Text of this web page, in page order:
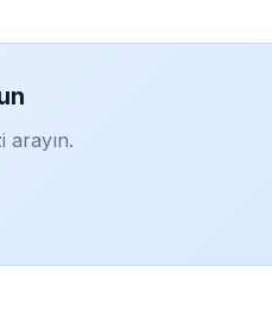
arayın.